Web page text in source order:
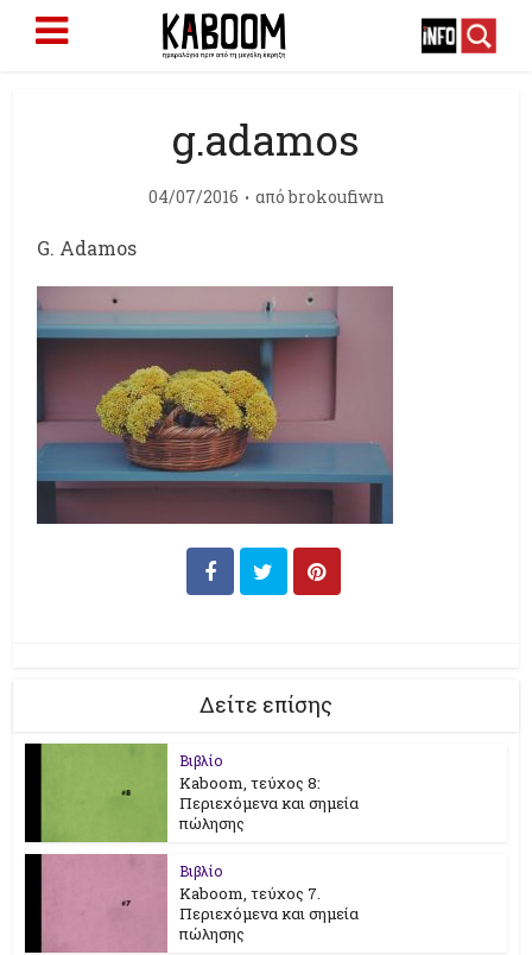
g.adamos
04/07/2016 απόbrokoufiwn
G. Adamos
Δείτε επίσης
Βιβλίο
Kaboom, τεύχος 8:
Περιεχόμενα και σημεία
πώλησης
Βιβλίο
Kaboom, τεύχος 7.
Περιεχόμενα και σημεία
πώλησης